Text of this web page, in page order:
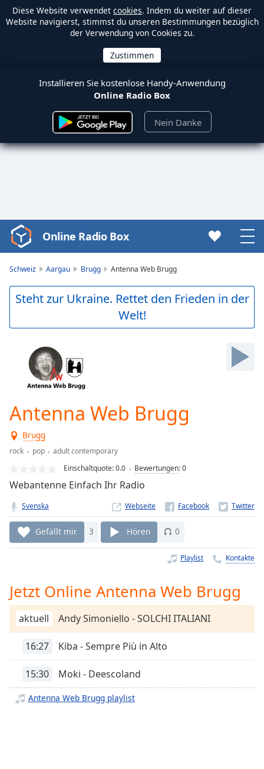
Diese Website verwendet cookies. Indem du weiter auf dieser
Website navigierst, stimmst du unseren Bestimmungen bezüglich
der Verwendung von Cookies zu.
Installieren Sie kostenlose Handy-Anwendung
Online Radio Box
Nein Danke
Video
Player
Play
Video
Skip
Forward
Current
Loaded:
0.00%
Type LIVE
live,
currently
behind
LIVE
Remaining
Playback
Rate
Chapters
descriptions
Online Radio Box
Schweiz Aargau Brugg Antenna Web Brugg
Steht zur Ukraine. Rettet den Frieden in der
Welt!
Antenna Web Brugg
Brugg
rock pop
adult contemporary
Einschaltquote:0.0 Bewertungen:0
Webantenne Einfach Ihr Radio
Svenska Webseite
Gefällt mir 3 Hören 0
Playlist Kontakte
Jetzt Online Antenna Web Brugg
aktuell Andy Simoniello - SOLCHI ITALIANI
16:27 Kiba - Sempre Più in Alto
15:30 Moki - Deescoland
Antenna Web Brugg playlist